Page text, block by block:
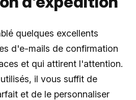
quelques excellents
d'e-mails de confirmation
et qui attirent l'attention.
il vous suffit de
et de le personnaliser